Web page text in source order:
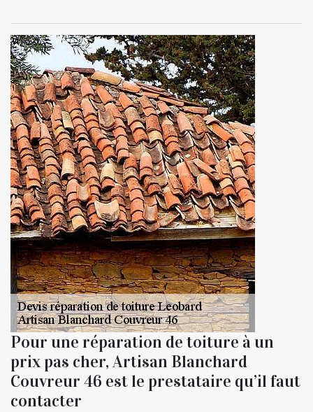
Pour une réparation de toiture à un
prix pas cher, Artisan Blanchard
Couvreur 46 est le prestataire qu’il faut
contacter